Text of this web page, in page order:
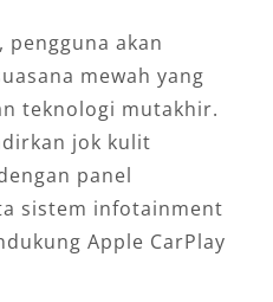
pengguna akan
mewah yang
teknologi mutakhir.
jok kulit
panel
sistem infotainment
Apple CarPlay